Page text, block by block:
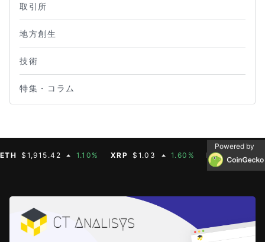
取引所
地方創生
技術
特集・コラム
$1,915.42 1.10% XRP $1.03 1.60% BNB $592.88
Powered by